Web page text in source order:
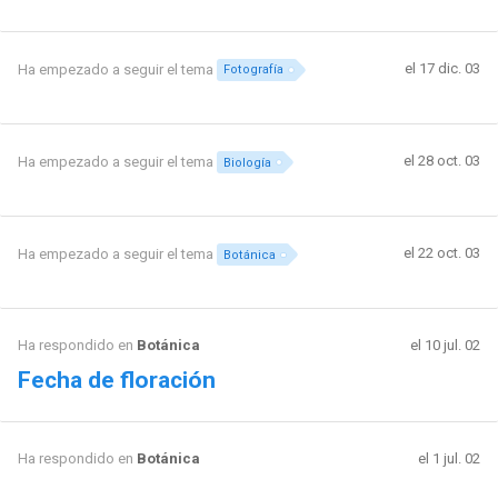
Ha empezado a seguir el tema Fotografía el 17 dic. 03
Ha empezado a seguir el tema Biología el 28 oct. 03
Ha empezado a seguir el tema Botánica el 22 oct. 03
Ha respondido en Botánica el 10 jul. 02
Fecha de floración
Ha respondido en Botánica el 1 jul. 02